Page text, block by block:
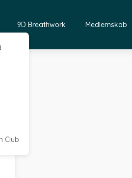
Club
9D Breathwork Medlemskab